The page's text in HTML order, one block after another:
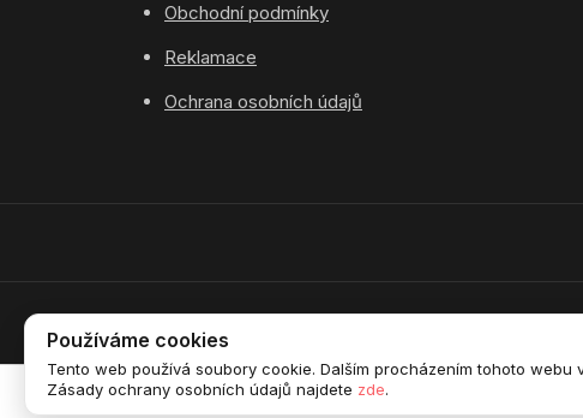
Obchodní podmínky
Reklamace
Ochrana osobních údajů
Používáme cookies
Tento web používá soubory cookie. Dalším procházením tohoto webu
Zásady ochrany osobních údajů najdete zde.